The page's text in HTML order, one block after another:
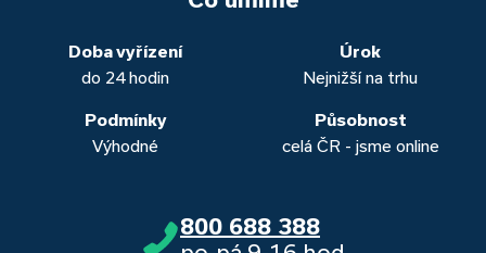
banka, Moneta a Raiffeisenbank.
obou případech najdou výhodné řešení, které “utáhnete”.
Doba vyřízení
do 24 hodin
Úrok
Nejnižší na trhu
Podmínky
Výhodné
Působnost
celá ČR - jsme online
800 688 388